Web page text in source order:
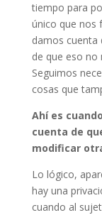
tiempo para
único que nos
damos cuenta
de que eso no
Seguimos
cosas que
Ahí es
cuenta de
modificar
Lo lógico,
hay una
cuando al